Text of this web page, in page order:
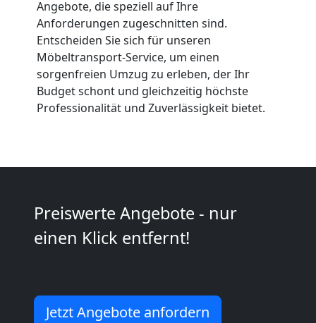
Angebote, die speziell auf Ihre
Anforderungen zugeschnitten sind.
Entscheiden Sie sich für unseren
Möbeltransport-Service, um einen
sorgenfreien Umzug zu erleben, der Ihr
Budget schont und gleichzeitig höchste
Professionalität und Zuverlässigkeit bietet.
Preiswerte Angebote - nur
einen Klick entfernt!
Jetzt Angebote anfordern
National
Beiladung
Internationaler
Umzug
Umzug